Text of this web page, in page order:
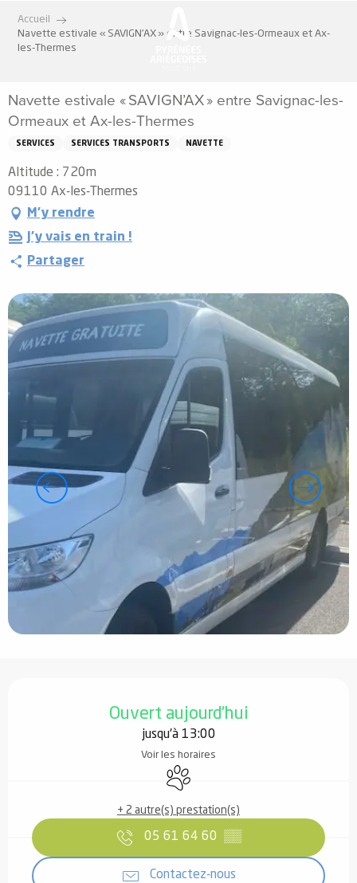
contenu
Accueil
Navette estivale « SAVIGN’AX » entre Savignac-les-Ormeaux et Ax-
les-Thermes
Navette estivale « SAVIGN’AX » entre Savignac-les-
Ormeaux et Ax-les-Thermes
SERVICES SERVICES TRANSPORTS NAVETTE
Altitude : 720m
09110 Ax-les-Thermes
M'y rendre
J'y vais en train !
Partager
Ouvert aujourd'hui
jusqu'à 13:00
Voir les horaires
Animaux acceptés
+ 2 autre(s) prestation(s)
05 61 64 60 ▒▒
Contactez-nous